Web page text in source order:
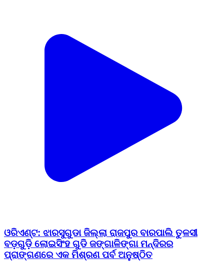
ଓରିଏଣ୍ଟ: ଝାରସୁଗୁଡା ଜିଲ୍ଲା ରାଜପୁର ବାରପାଲି ତୁଳସୀ
ବଡ଼ଗୁଡ଼ି ଲୋଇସିଂହ ଗୁଡି ଜଙ୍ଗାଳିଙ୍ଗା ମନ୍ଦିରର
ପ୍ରାଙ୍ଗଣରେ ଏକ ମିଶ୍ରଣ ପର୍ବ ଅନୁଷ୍ଠିତ